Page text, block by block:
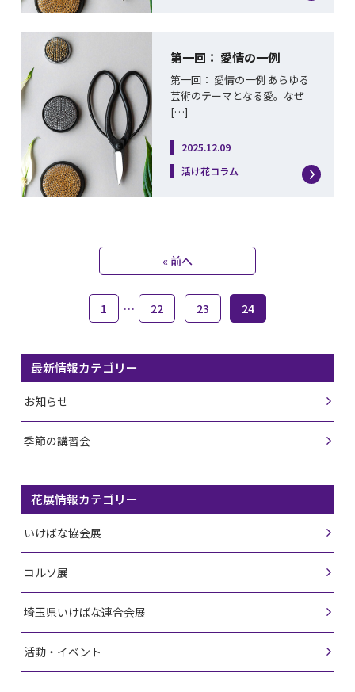
第一回： 愛情の一例
第一回： 愛情の一例 あらゆる
芸術のテーマとなる愛。なぜ
[…]
2025.12.09
活け花コラム
« 前へ
1 … 22 23 24
最新情報カテゴリー
お知らせ
季節の講習会
花展情報カテゴリー
いけばな協会展
コルソ展
埼玉県いけばな連合会展
活動・イベント